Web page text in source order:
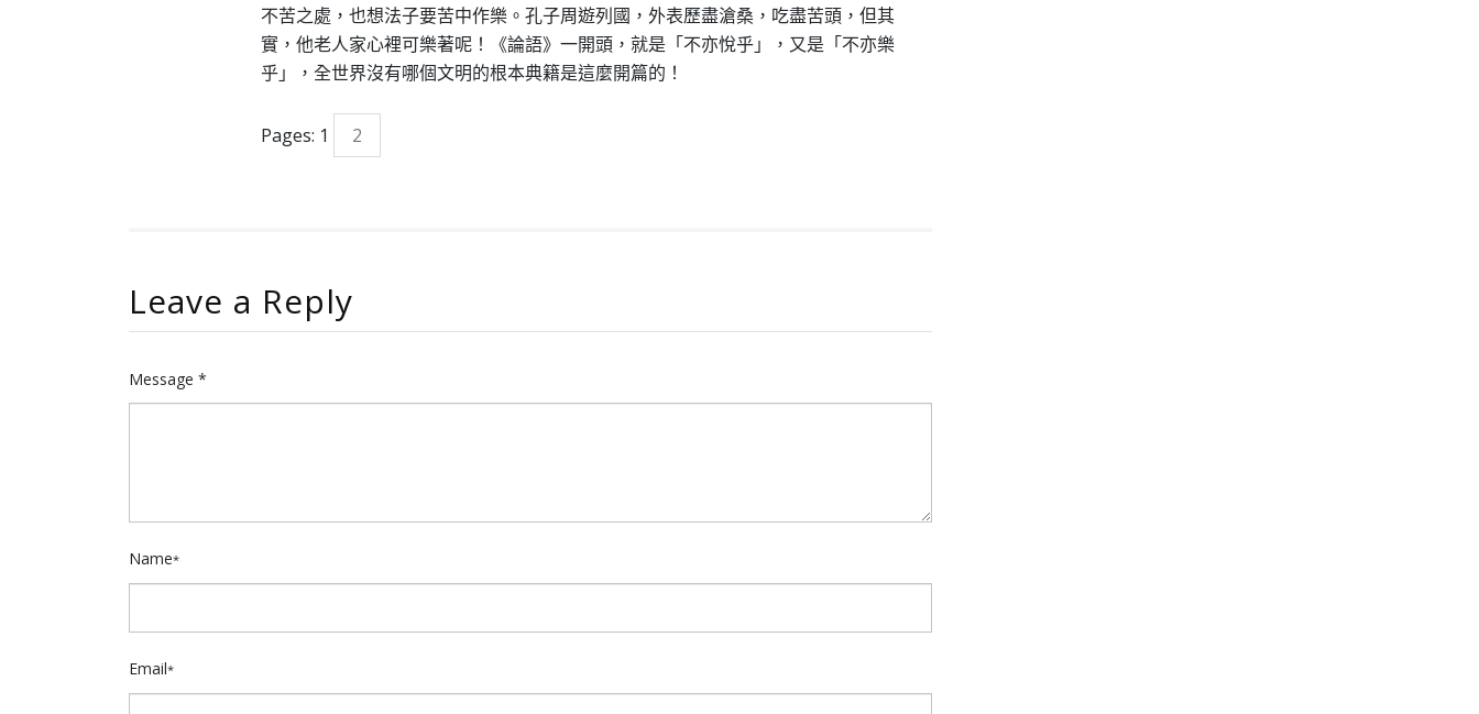
不苦之處，也想法子要苦中作樂。孔子周遊列國，外表歷盡滄桑，吃盡苦頭，但其
實，他老人家心裡可樂著呢！《論語》一開頭，就是「不亦悅乎」，又是「不亦樂
乎」，全世界沒有哪個文明的根本典籍是這麼開篇的！
Pages: 1 2
Leave a Reply
Message *
Name*
Email*